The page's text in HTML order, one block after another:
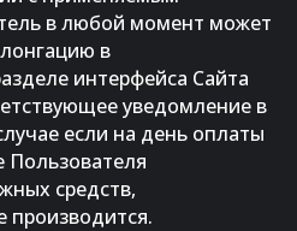
в любой момент может
в
интерфейса Сайта
уведомление в
если на день оплаты
Пользователя
средств,
производится.